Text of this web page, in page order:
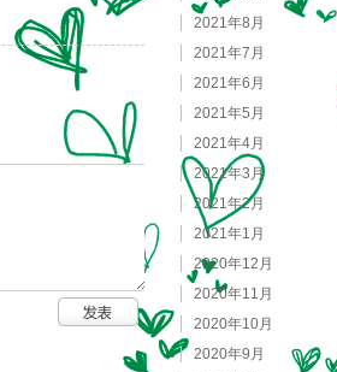
2021年8月
2021年7月
2021年6月
2021年5月
2021年4月
2021年3月
2021年2月
2021年1月
2020年12月
2020年11月
2020年10月
2020年9月